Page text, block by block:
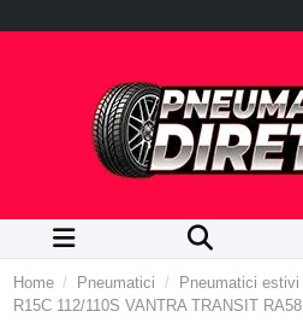
Home Pneumatici Pneumatici estivi
R15C 112/110S VANTRA TRANSIT RA58